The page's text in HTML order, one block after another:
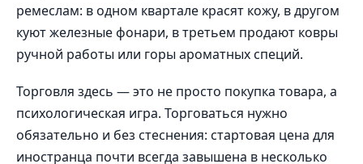
ремеслам: в одном квартале красят кожу, в другом
куют железные фонари, в третьем продают ковры
ручной работы или горы ароматных специй.
Торговля здесь — это не просто покупка товара, а
психологическая игра. Торговаться нужно
обязательно и без стеснения: стартовая цена для
иностранца почти всегда завышена в несколько